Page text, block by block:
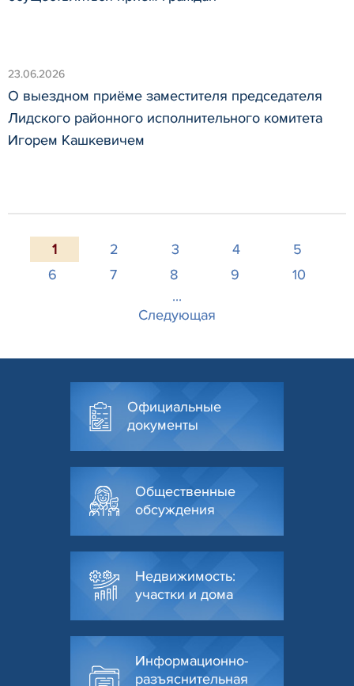
23.06.2026
О выездном приёме заместителя председателя
Лидского районного исполнительного комитета
Игорем Кашкевичем
1 2 3 4
5
6
7 8 9
10
...
Следующая
Официальные
документы
Общественные
обсуждения
Недвижимость:
участки и дома
Информационно-
разъяснительная